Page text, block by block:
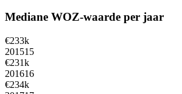
Mediane WOZ-waarde per jaar
€233k
201515
€231k
201616
€234k